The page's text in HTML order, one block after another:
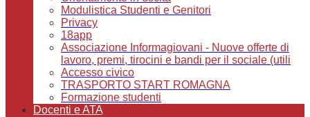
Modulistica Studenti e Genitori
Privacy
18app
Associazione Informagiovani - Nuove offerte di
lavoro, premi, tirocini e bandi per il sociale (utili
Accesso civico
TRASPORTO START ROMAGNA
Formazione studenti
Docenti e ATA